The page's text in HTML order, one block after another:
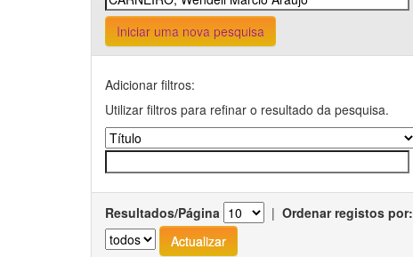
Iniciar uma nova pesquisa
Adicionar filtros:
Utilizar filtros para refinar o resultado da pesquisa.
Resultados/Página | Ordenar registos por: